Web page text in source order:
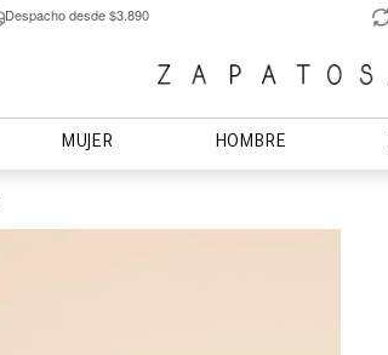
Despacho desde $3.890
MUJER HOMBRE